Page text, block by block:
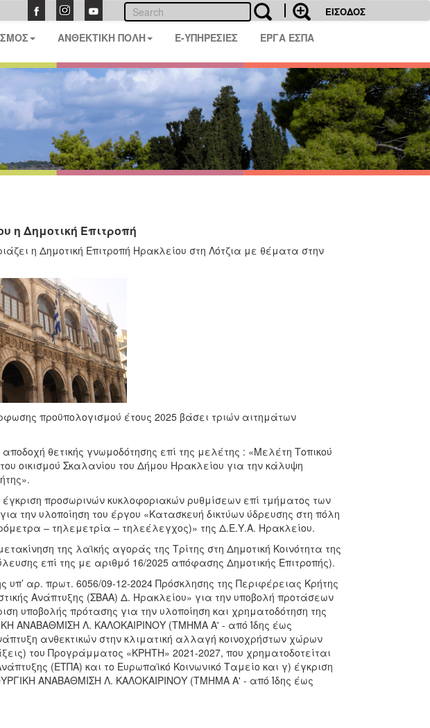
ΕΙΣΟΔΟΣ
ΑΝΘΕΚΤΙΚΗ ΠΟΛΗ E-ΥΠΗΡΕΣΙΕΣ ΕΡΓΑ ΕΣΠΑ
η Δημοτική Επιτροπή
η Δημοτική Επιτροπή Ηρακλείου στη Λότζια με θέματα στην
προϋπολογισμού έτους 2025 βάσει τριών αιτημάτων
θετικής γνωμοδότησης επί της μελέτης : «Μελέτη Τοπικού
οικισμού Σκαλανίου του Δήμου Ηρακλείου για την κάλυψη
έγκριση προσωρινών κυκλοφοριακών ρυθμίσεων επί τμήματος των
την υλοποίηση του έργου «Κατασκευή δικτύων ύδρευσης στη πόλη
– τηλεμετρία – τηλεέλεγχος)» της Δ.Ε.Υ.Α. Ηρακλείου.
της λαϊκής αγοράς της Τρίτης στη Δημοτική Κοινότητα της
επί της με αριθμό 16/2025 απόφασης Δημοτικής Επιτροπής).
υπ’ αρ. πρωτ. 6056/09-12-2024 Πρόσκλησης της Περιφέρειας Κρήτης
Ανάπτυξης (ΣΒΑΑ) Δ. Ηρακλείου» για την υποβολή προτάσεων
υποβολής πρότασης για την υλοποίηση και χρηματοδότηση της
ΑΝΑΒΑΘΜΙΣΗ Λ. ΚΑΛΟΚΑΙΡΙΝΟΥ (ΤΜΗΜΑ Α' - από Ίδης έως
ανθεκτικών στην κλιματική αλλαγή κοινοχρήστων χώρων
του Προγράμματος «ΚΡΗΤΗ» 2021-2027, που χρηματοδοτείται
(ΕΤΠΑ) και το Ευρωπαϊκό Κοινωνικό Ταμείο και γ) έγκριση
ΑΝΑΒΑΘΜΙΣΗ Λ. ΚΑΛΟΚΑΙΡΙΝΟΥ (ΤΜΗΜΑ Α' - από Ίδης έως